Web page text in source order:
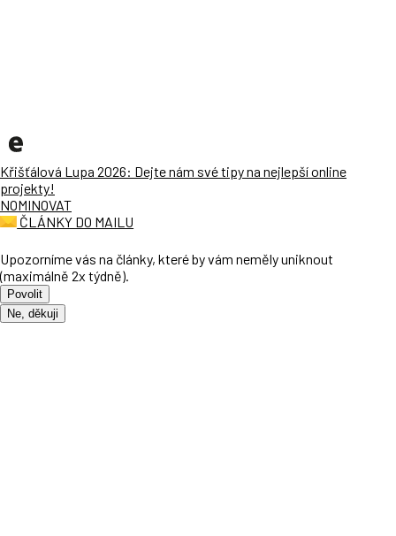
Křišťálová Lupa 2026: Dejte nám své tipy na nejlepší online
projekty!
NOMINOVAT
ČLÁNKY DO MAILU
Upozorníme vás na články, které by vám neměly uniknout
(maximálně 2x týdně).
Povolit
Ne, děkuji